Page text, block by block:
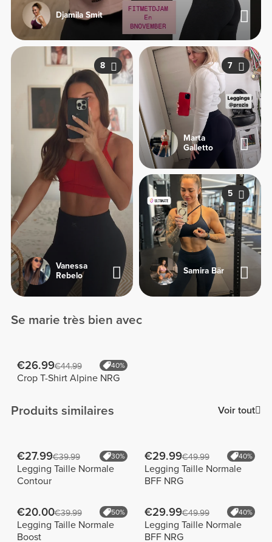
Djamila Smit
8
Vanessa
Rebelo
7
Marta
Galletto
5
Samira Bär
Se marie très bien avec
€26.99€44.99 40%
Crop T-Shirt Alpine NRG
Produits similaires Voir tout
€27.99€39.99 30%
Legging Taille Normale
Contour
€29.99€49.99 40%
Legging Taille Normale
BFF NRG
€20.00€39.99 50%
Legging Taille Normale
Boost
€29.99€49.99 40%
Legging Taille Normale
BFF NRG